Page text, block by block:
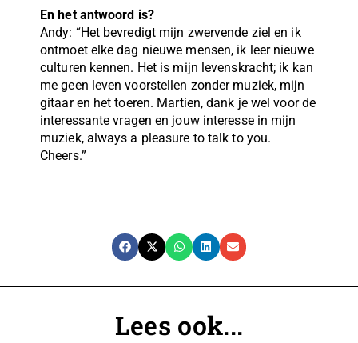
En het antwoord is?
Andy: “Het bevredigt mijn zwervende ziel en ik
ontmoet elke dag nieuwe mensen, ik leer nieuwe
culturen kennen. Het is mijn levenskracht; ik kan
me geen leven voorstellen zonder muziek, mijn
gitaar en het toeren. Martien, dank je wel voor de
interessante vragen en jouw interesse in mijn
muziek, always a pleasure to talk to you.
Cheers.”
Lees ook...